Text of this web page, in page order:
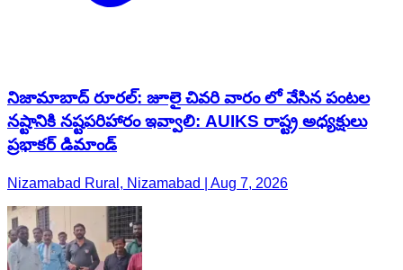
నిజామాబాద్ రూరల్: జూలై చివరి వారం లో వేసిన పంటల
నష్టానికి నష్టపరిహారం ఇవ్వాలి: AUIKS రాష్ట్ర అధ్యక్షులు
ప్రభాకర్ డిమాండ్
Nizamabad Rural, Nizamabad | Aug 7, 2026